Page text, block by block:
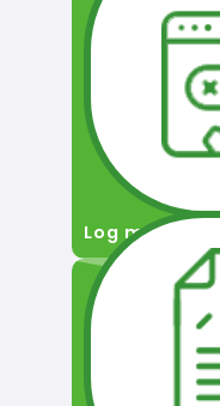
Log masuk